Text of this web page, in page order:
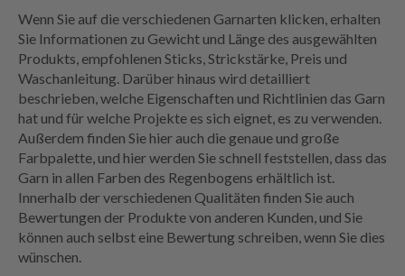
Wenn Sie auf die verschiedenen Garnarten klicken, erhalten
Sie Informationen zu Gewicht und Länge des ausgewählten
Produkts, empfohlenen Sticks, Strickstärke, Preis und
Waschanleitung. Darüber hinaus wird detailliert
beschrieben, welche Eigenschaften und Richtlinien das Garn
hat und für welche Projekte es sich eignet, es zu verwenden.
Außerdem finden Sie hier auch die genaue und große
Farbpalette, und hier werden Sie schnell feststellen, dass das
Garn in allen Farben des Regenbogens erhältlich ist.
Innerhalb der verschiedenen Qualitäten finden Sie auch
Bewertungen der Produkte von anderen Kunden, und Sie
können auch selbst eine Bewertung schreiben, wenn Sie dies
wünschen.